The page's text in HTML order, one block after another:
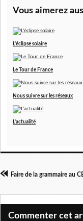
Vous aimerez
L'éclipse solaire
Le Tour de France
Nous suivre sur les réseaux
L'actualité
Faire de la grammaire au
Commenter cet